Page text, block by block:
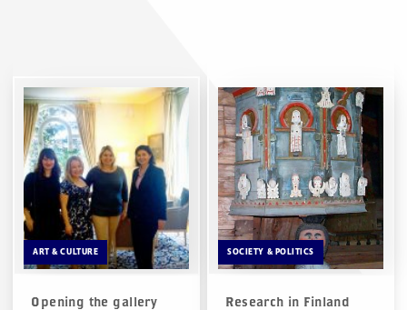
ART & CULTURE
Opening the gallery
SOCIETY & POLITICS
Research in Finland